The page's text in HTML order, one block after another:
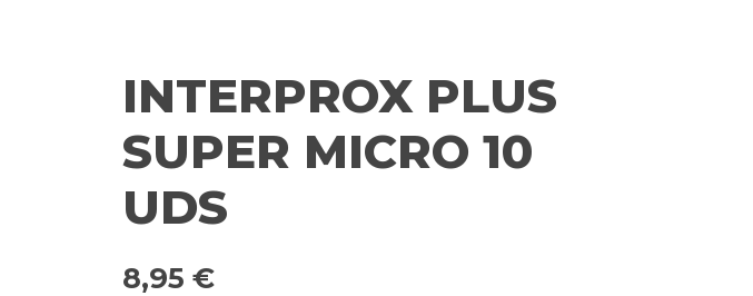
INTERPROX PLUS
SUPER MICRO 10
UDS
8,95 €